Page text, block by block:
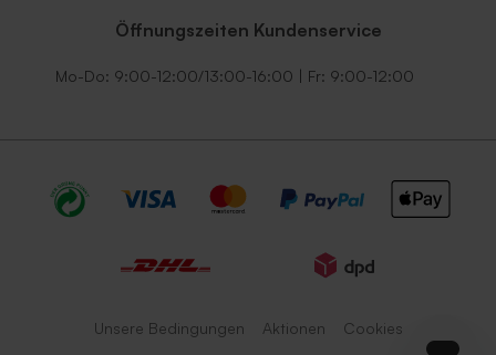
Öffnungszeiten Kundenservice
Mo-Do: 9:00-12:00/13:00-16:00 | Fr: 9:00-12:00
Unsere Bedingungen Aktionen Cookies